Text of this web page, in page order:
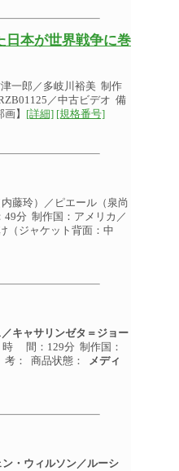
本が世界戦争に巻
一郎／多岐川裕美 制作
／中古ビデオ 備
】 [詳細] [規格番号]
藤玲）／ピエール（泉尚
分 制作国：アメリカ／
（ジャケット背面：中
／キャサリンゼタ＝ジョー
時 間：129分 制作国：
： 商品状態： メディ
・ウィルソン／ルーシ